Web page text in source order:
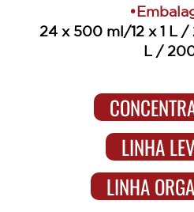
24 x 500 ml/12 x 1 L
L /
LINHA
LINHA